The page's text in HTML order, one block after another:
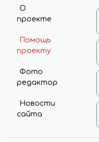
О
проекте
Помощь
проекту
Фото
редактор
Новости
сайта